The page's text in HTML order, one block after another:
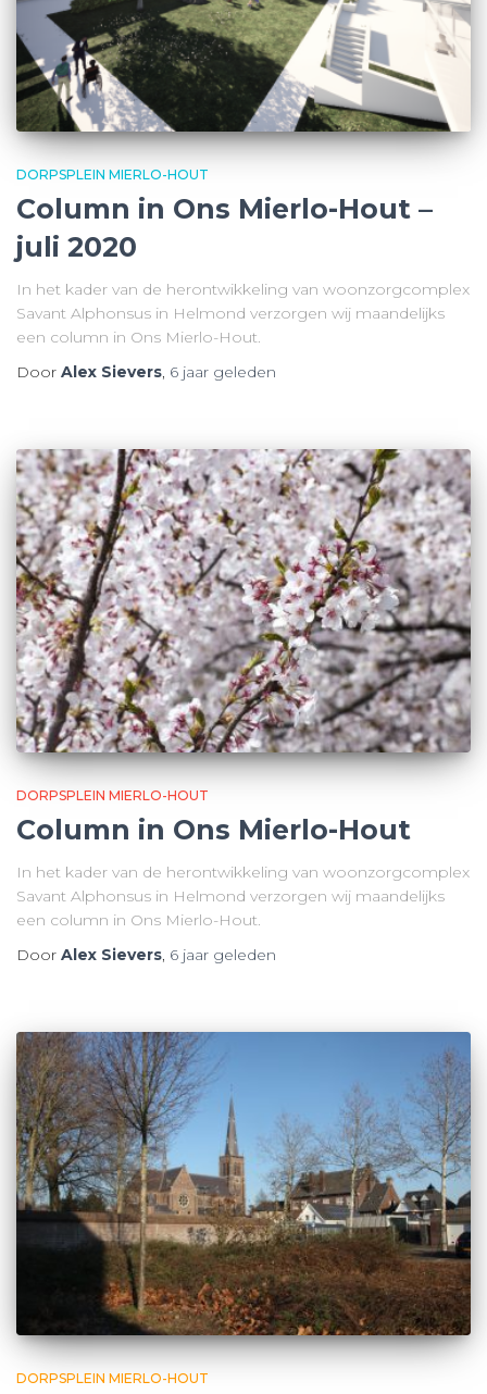
DORPSPLEIN MIERLO-HOUT
Column in Ons Mierlo-Hout –
juli 2020
In het kader van de herontwikkeling van woonzorgcomplex
Savant Alphonsus in Helmond verzorgen wij maandelijks
een column in Ons Mierlo-Hout.
Door Alex Sievers, 6 jaar geleden
DORPSPLEIN MIERLO-HOUT
Column in Ons Mierlo-Hout
In het kader van de herontwikkeling van woonzorgcomplex
Savant Alphonsus in Helmond verzorgen wij maandelijks
een column in Ons Mierlo-Hout.
Door Alex Sievers, 6 jaar geleden
DORPSPLEIN MIERLO-HOUT